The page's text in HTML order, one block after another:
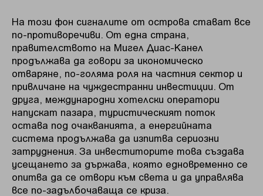
На този фон сигналите от острова стават все
по-противоречиви. От една страна,
правителството на Мигел Диас-Канел
продължава да говори за икономическо
отваряне, по-голяма роля на частния сектор и
привличане на чуждестранни инвестиции. От
друга, международни хотелски оператори
напускат пазара, туристическият поток
остава под очакванията, а енергийната
система продължава да изпитва сериозни
затруднения. За инвеститорите това създава
усещането за държава, която едновременно се
опитва да се отвори към света и да управлява
все по-задълбочаваща се криза.